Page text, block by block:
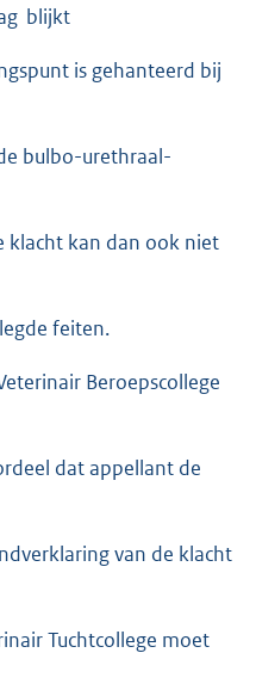
blijkt
is gehanteerd bij
bulbo-urethraal-
klacht kan dan ook niet
feiten.
Beroepscollege
dat appellant de
van de klacht
Tuchtcollege moet